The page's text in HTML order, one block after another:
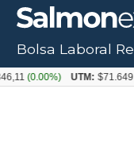
Bolsa Laboral
(0.00%) UTM: $71.649